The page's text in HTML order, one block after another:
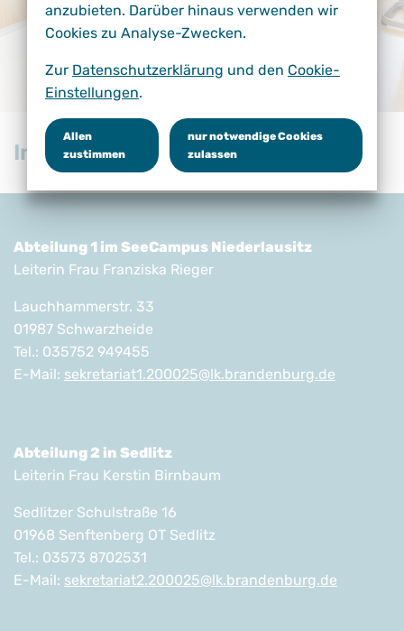
Inhalte folgen
Abteilung 1 im SeeCampus Niederlausitz
Leiterin Frau Franziska Rieger
Lauchhammerstr. 33
01987 Schwarzheide
Tel.: 035752 949455
E-Mail: sekretariat1.200025@lk.brandenburg.de
Abteilung 2 in Sedlitz
Leiterin Frau Kerstin Birnbaum
Sedlitzer Schulstraße 16
01968 Senftenberg OT Sedlitz
Tel.: 03573 8702531
E-Mail: sekretariat2.200025@lk.brandenburg.de
anzubieten. Darüber hinaus verwenden wir
Cookies zu Analyse-Zwecken.
Zur Datenschutzerklärung und den Cookie-
Einstellungen.
Allen
zustimmen
nur notwendige Cookies
zulassen